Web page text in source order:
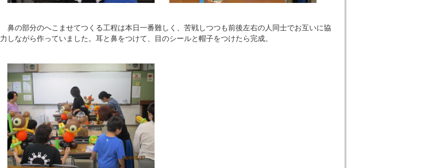
鼻の部分のへこませてつくる工程は本日一番難しく、苦戦しつつも前後左右の人同士でお互いに協
力しながら作っていました。耳と鼻をつけて、目のシールと帽子をつけたら完成。